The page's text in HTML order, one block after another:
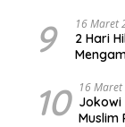
9 16 Maret
2 Hari
10 16
Jokowi
Muslim